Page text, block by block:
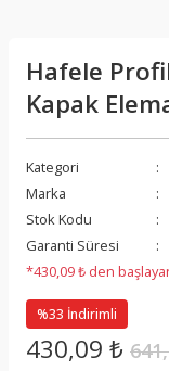
Hafele
Kapak
Kategori
Marka
Stok Kodu
Garanti Süresi
*430,09 ₺ den
%33 İndirimli
430,09 ₺